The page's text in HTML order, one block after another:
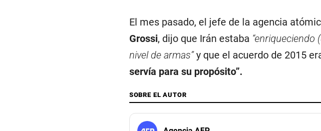
El mes pasado, el jefe de la agencia
Grossi, dijo que Irán estaba “enriqueciendo
nivel de armas”y que el acuerdo de 2015
servía para su propósito”.
SOBRE EL AUTOR